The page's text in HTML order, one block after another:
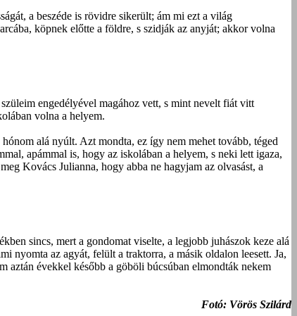
a beszéde is rövidre sikerült; ám mi ezt a világ
köpnek előtte a földre, s szidják az anyját; akkor volna
engedélyével magához vett, s mint nevelt fiát vitt
volna a helyem.
alá nyúlt. Azt mondta, ez így nem mehet tovább, téged
apámmal is, hogy az iskolában a helyem, s neki lett igaza,
Kovács Julianna, hogy abba ne hagyjam az olvasást, a
sincs, mert a gondomat viselte, a legjobb juhászok keze alá
nyomta az agyát, felült a traktorra, a másik oldalon leesett. Ja,
aztán évekkel később a göböli búcsúban elmondták nekem
Fotó: Vörös Szilárd